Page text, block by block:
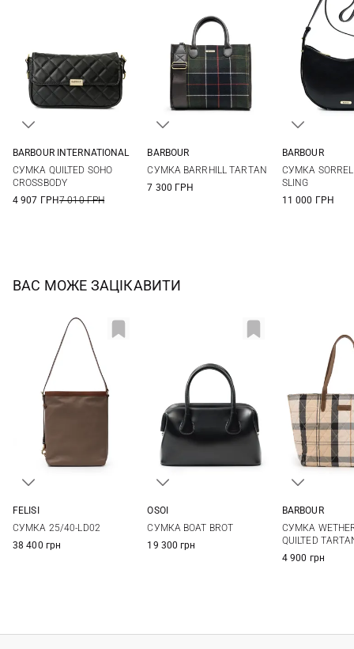
BARBOUR INTERNATIONAL
СУМКА QUILTED SOHO
CROSSBODY
4 907 ГРН7 010 ГРН
BARBOUR
СУМКА BARRHILL TARTAN
7 300 ГРН
BARBOUR
СУМКА SORREL
SLING
11 000 ГРН
ВАС МОЖЕ ЗАЦІКАВИТИ
FELISI
СУМКА 25/40-LD02
38 400 грн
OSOI
СУМКА BOAT BROT
19 300 грн
BARBOUR
СУМКА
QUILTED
4 900 грн